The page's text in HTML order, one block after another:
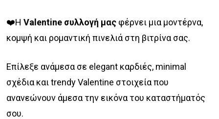
€12.00
through
€28.00
❤️ΗValentine συλλογή μας φέρνει μια μοντέρνα,
κομψή και ρομαντική πινελιά στη βιτρίνα σας.
Επίλεξε ανάμεσα σε elegant καρδιές, minimal
σχέδια και trendy Valentine στοιχεία που
ανανεώνουν άμεσα την εικόνα του καταστήματός
σου.